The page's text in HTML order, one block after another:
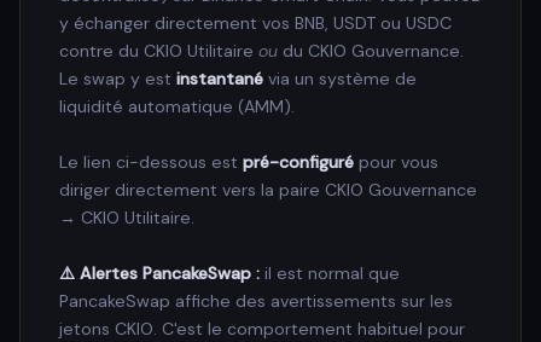
y échanger directement vos BNB, USDT ou USDC
contre du CKIO Utilitaire ou du CKIO Gouvernance.
Le swap y est instantané via un système de
liquidité automatique (AMM).
Le lien ci-dessous est pré-configuré pour vous
diriger directement vers la paire CKIO Gouvernance
→ CKIO Utilitaire.
⚠️ Alertes PancakeSwap : il est normal que
PancakeSwap affiche des avertissements sur les
jetons CKIO. C'est le comportement habituel pour